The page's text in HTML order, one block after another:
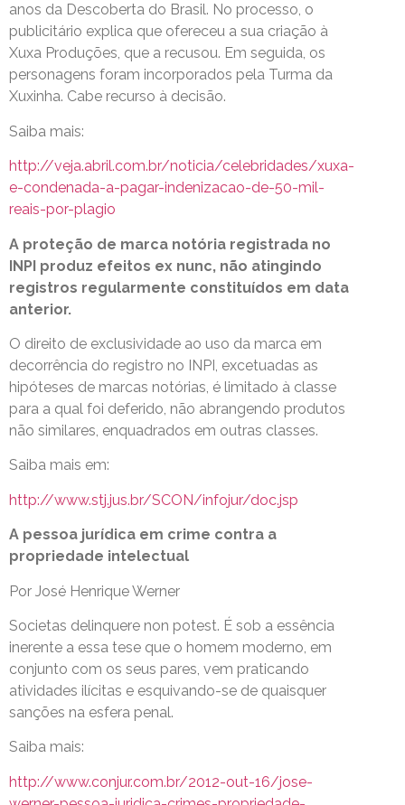
anos da Descoberta do Brasil. No processo, o
publicitário explica que ofereceu a sua criação à
Xuxa Produções, que a recusou. Em seguida, os
personagens foram incorporados pela Turma da
Xuxinha. Cabe recurso à decisão.
Saiba mais:
http://veja.abril.com.br/noticia/celebridades/xuxa-
e-condenada-a-pagar-indenizacao-de-50-mil-
reais-por-plagio
A proteção de marca notória registrada no
INPI produz efeitos ex nunc, não atingindo
registros regularmente constituídos em data
anterior.
O direito de exclusividade ao uso da marca em
decorrência do registro no INPI, excetuadas as
hipóteses de marcas notórias, é limitado à classe
para a qual foi deferido, não abrangendo produtos
não similares, enquadrados em outras classes.
Saiba mais em:
http://www.stj.jus.br/SCON/infojur/doc.jsp
A pessoa jurídica em crime contra a
propriedade intelectual
Por José Henrique Werner
Societas delinquere non potest. É sob a essência
inerente a essa tese que o homem moderno, em
conjunto com os seus pares, vem praticando
atividades ilícitas e esquivando-se de quaisquer
sanções na esfera penal.
Saiba mais:
http://www.conjur.com.br/2012-out-16/jose-